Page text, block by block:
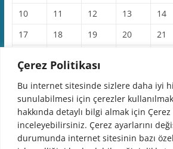
Çerez Politikası
Bu internet sitesinde sizlere daha iyi
sunulabilmesi için çerezler
hakkında detaylı bilgi almak için Çerez
inceleyebilirsiniz. Çerez ayarlarını
durumunda internet sitesinin bazı
10
11 12 13 14
17
18 19 20 21
« Haz